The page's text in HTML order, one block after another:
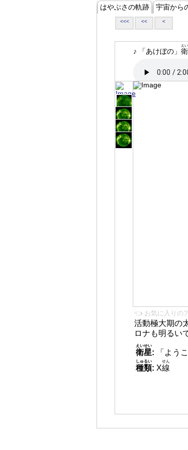
はやぶさの軌跡 宇宙から
<<< << <
♪ 「あけぼの」
え
👈 お気に入りの
活動極大期の
ロナも明るい
衛星
えいせい
:
「よう
種類
しゅるい
: X線
せん